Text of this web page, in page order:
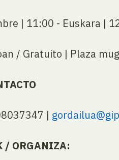
| 11:00 - Euskara |
/ Gratuito | Plaza
|
/ ORGANIZA: